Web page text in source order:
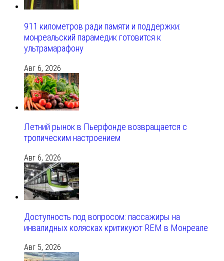
911 километров ради памяти и поддержки:
монреальский парамедик готовится к
ультрамарафону
Авг 6, 2026
Летний рынок в Пьерфонде возвращается с
тропическим настроением
Авг 6, 2026
Доступность под вопросом: пассажиры на
инвалидных колясках критикуют REM в Монреале
Авг 5, 2026